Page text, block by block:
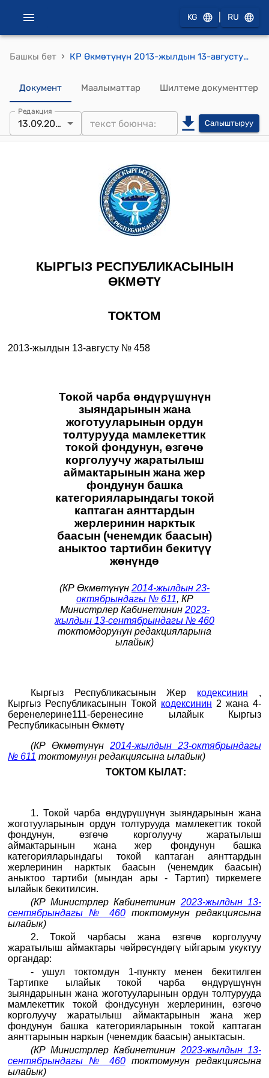
KG RU
Башкы бет › КР Өкмөтүнүн 2013-жылдын 13-августу № 458 " Токой фондунун участоктору токой чарбасын жүргүзүүгө байланышпаган максаттарга пайдаланылган учурларда токой чарба өндүрүшүнүн зыяндарынын жана жоготууларынын ордун толтурууда токой жерлеринин нарктык баасын (ченемдик баасын) аныктоо тартибин бекитүү жөнүндө" токтому
Документ Маалыматтар Шилтеме документтер
Редакция
13.09.2023 Салыштыруу